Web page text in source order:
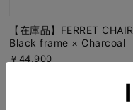
【在庫品】FERRET CHAIR
Black frame × Charcoal
￥44,900